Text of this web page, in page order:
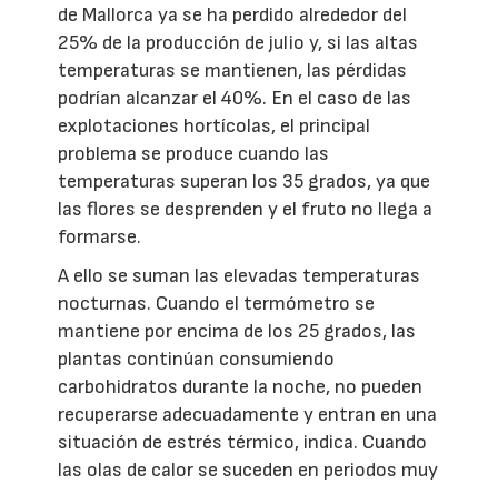
de Mallorca ya se ha perdido alrededor del
25% de la producción de julio y, si las altas
temperaturas se mantienen, las pérdidas
podrían alcanzar el 40%. En el caso de las
explotaciones hortícolas, el principal
problema se produce cuando las
temperaturas superan los 35 grados, ya que
las flores se desprenden y el fruto no llega a
formarse.
A ello se suman las elevadas temperaturas
nocturnas. Cuando el termómetro se
mantiene por encima de los 25 grados, las
plantas continúan consumiendo
carbohidratos durante la noche, no pueden
recuperarse adecuadamente y entran en una
situación de estrés térmico, indica. Cuando
las olas de calor se suceden en periodos muy